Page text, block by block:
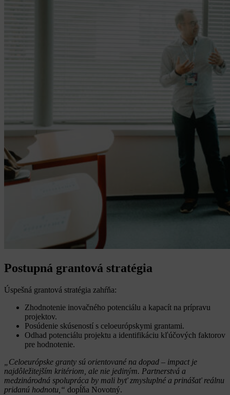
Postupná grantová stratégia
Úspešná grantová stratégia zahŕňa:
Zhodnotenie inovačného potenciálu a kapacít na prípravu
projektov.
Posúdenie skúseností s celoeurópskymi grantami.
Odhad potenciálu projektu a identifikáciu kľúčových faktorov
pre hodnotenie.
„Celoeurópske granty sú orientované na dopad – impact je
najdôležitejším kritériom, ale nie jediným. Partnerstvá a
medzinárodná spolupráca by mali byť zmysluplné a prinášať reálnu
pridanú hodnotu,“ dopĺňa Novotný.